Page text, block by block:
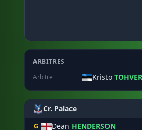
ARBITRES
Arbitre
Kristo TOHVER
Cr. Palace
G Dean HENDERSON